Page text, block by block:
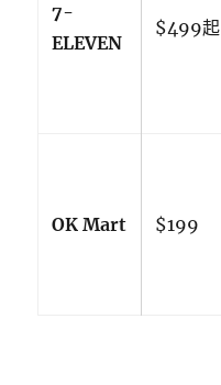
7-
ELEVEN
$499起
OK Mart $199